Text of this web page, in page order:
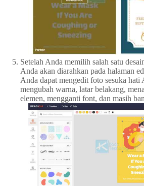
Setelah Anda memilih salah satu
Anda akan diarahkan pada halaman
Anda dapat mengedit foto sesuka hati
mengubah warna, latar belakang,
elemen, mengganti font, dan masih